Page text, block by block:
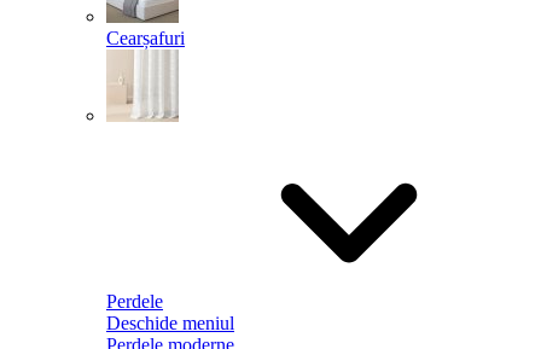
Cearșafuri
Perdele
Deschide meniul
Perdele moderne